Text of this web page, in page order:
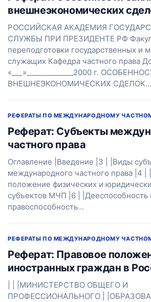
внешнеэкономических
РОССИЙСКАЯ АКАДЕМИЯ
СЛУЖБЫ ПРИ ПРЕЗИДЕНТЕ РФ
переподготовки государственных и
служащих Кафедра частного права
«___»_____________2000 г.
ВНЕШНЕЭКОНОМИЧЕСКИХ СДЕЛОК…
РЕФЕРАТЫ ПО МЕЖДУНАРОДНОМУ
Реферат: Cубъекты
частного права
Оглавление |Введение |3 | |Виды
международного частного права |4 |
положение физических и
субъектов МЧП |6 | |Дееспособность
правоспособность…
РЕФЕРАТЫ ПО МЕЖДУНАРОДНОМУ
Реферат: Правовое
иностранных граждан в
| | |МИНИСТЕРСТВО ОБЩЕГО И
ПРОФЕССИОНАЛЬНОГО |